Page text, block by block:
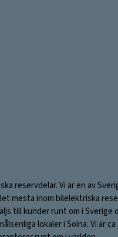
reservdelar. Vi är en av
mesta inom bilelektriska
till kunder runt om i Sverige
lokaler i Solna. Vi är ca